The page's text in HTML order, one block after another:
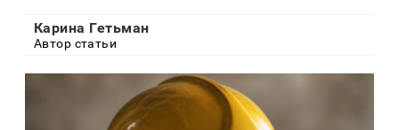
Карина Гетьман
Автор статьи